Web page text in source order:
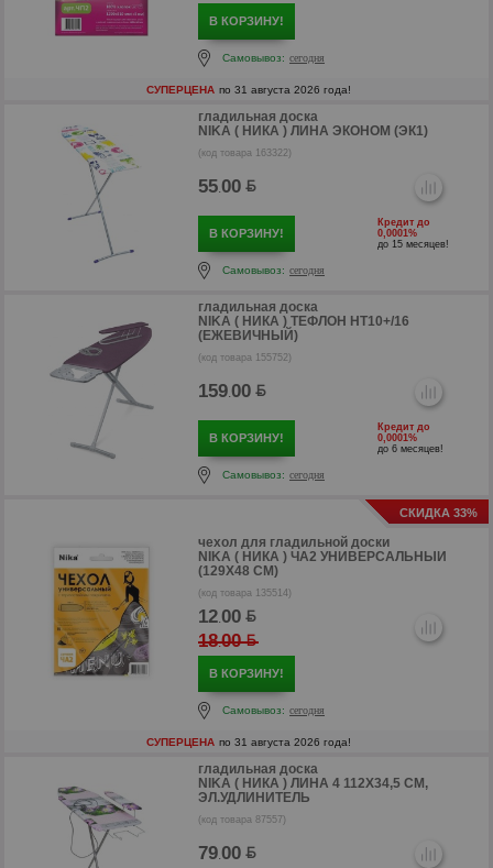
В КОРЗИНУ!
Самовывоз: сегодня
СУПЕРЦЕНА по 31 августа 2026 года!
гладильная доска
NIKA ( НИКА ) ЛИНА ЭКОНОМ (ЭК1)
(код товара 163322)
55.00
В КОРЗИНУ!
Кредит до
0,0001%
до 15 месяцев!
Самовывоз: сегодня
гладильная доска
NIKA ( НИКА ) ТЕФЛОН НТ10+/16
(ЕЖЕВИЧНЫЙ)
(код товара 155752)
159.00
В КОРЗИНУ!
Кредит до
0,0001%
до 6 месяцев!
Самовывоз: сегодня
СКИДКА 33%
чехол для гладильной доски
NIKA ( НИКА ) ЧА2 УНИВЕРСАЛЬНЫЙ
(129Х48 СМ)
(код товара 135514)
12.00
18.00
В КОРЗИНУ!
Самовывоз: сегодня
СУПЕРЦЕНА по 31 августа 2026 года!
гладильная доска
NIKA ( НИКА ) ЛИНА 4 112Х34,5 СМ,
ЭЛ.УДЛИНИТЕЛЬ
(код товара 87557)
79.00